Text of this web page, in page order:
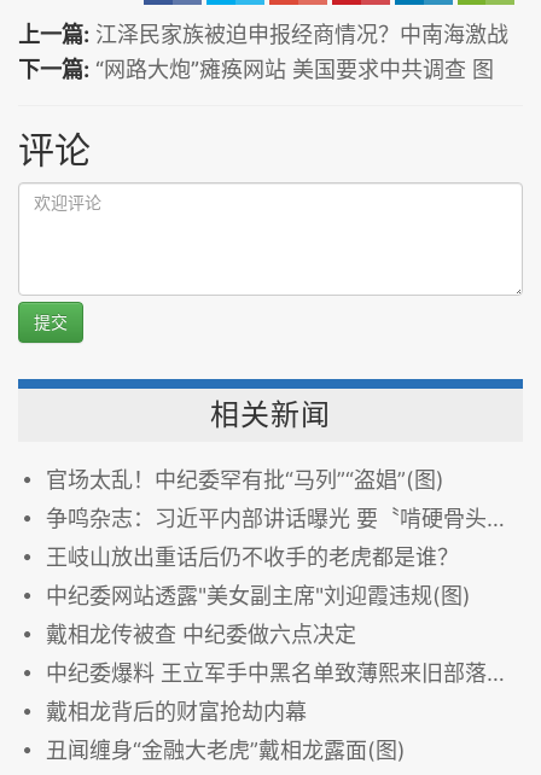
上一篇: 江泽民家族被迫申报经商情况？中南海激战
下一篇: “网路大炮”瘫痪网站 美国要求中共调查 图
评论
提交
相关新闻
官场太乱！中纪委罕有批“马列”“盗娼”(图)
争鸣杂志：习近平内部讲话曝光 要〝啃硬骨头〞 话有所指？图
王岐山放出重话后仍不收手的老虎都是谁？
中纪委网站透露"美女副主席"刘迎霞违规(图)
戴相龙传被查 中纪委做六点决定
中纪委爆料 王立军手中黑名单致薄熙来旧部落马 图
戴相龙背后的财富抢劫内幕
丑闻缠身“金融大老虎”戴相龙露面(图)